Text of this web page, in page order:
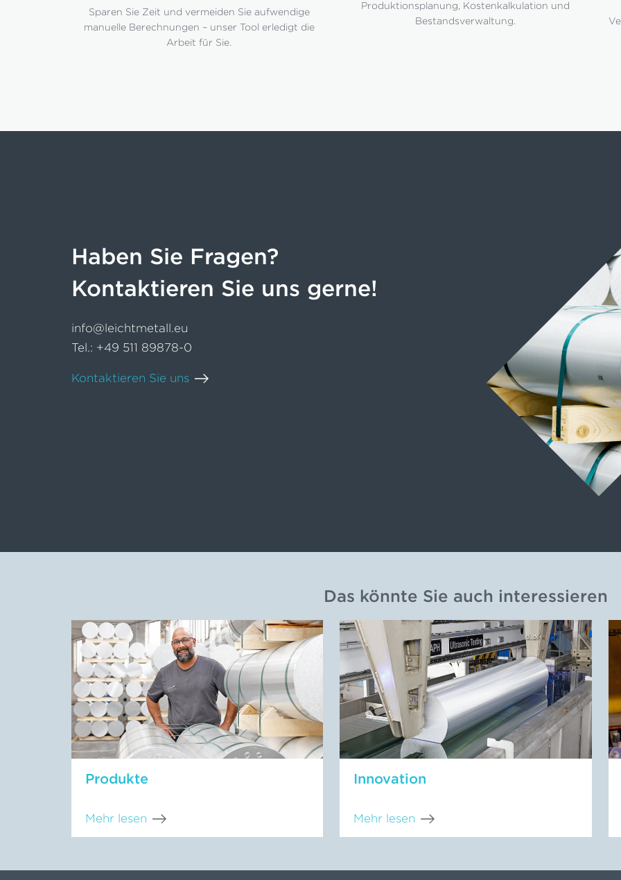
Sparen Sie Zeit und vermeiden Sie aufwendige
manuelle Berechnungen – unser Tool erledigt die
Arbeit für Sie.
Produktionsplanung, Kostenkalkulation und
Bestandsverwaltung.
Haben Sie Fragen?
Kontaktieren Sie uns gerne!
info@leichtmetall.eu
Tel.: +49 511 89878-0
Kontaktieren Sie uns
Das könnte Sie auch interessieren
Produkte
Mehr lesen
Innovation
Mehr lesen